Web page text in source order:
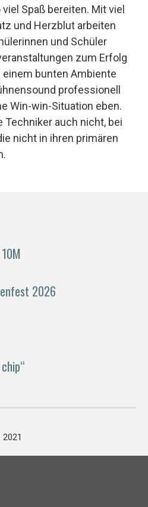
Spaß bereiten. Mit viel
und Herzblut arbeiten
und Schüler
zum Erfolg
bunten Ambiente
professionell
Win-win-Situation eben.
Techniker auch nicht, bei
nicht in ihren primären
2026